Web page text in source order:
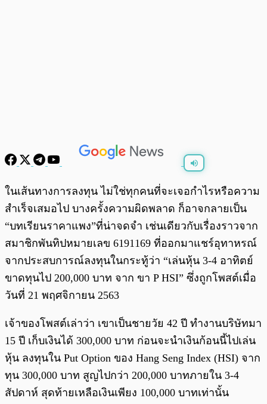
0:00 /0:00
ในเส้นทางการลงทุน ไม่ใช่ทุกคนที่จะเจอกำไรหรือความ
สำเร็จเสมอไป บางครั้งความผิดพลาด ก็อาจกลายเป็น
“บทเรียนราคาแพง”ที่น่าจดจำ เช่นเดียวกับเรื่องราวจาก
สมาชิกพันทิปหมายเลข 6191169 ที่ออกมาแชร์อุทาหรณ์
จากประสบการณ์ลงทุนในกระทู้ว่า “เล่นหุ้น 3-4 อาทิตย์
ขาดทุนไป 200,000 บาท จาก ขา P HSI” ซึ่งถูกโพสต์เมื่อ
วันที่ 21 พฤศจิกายน 2563
เจ้าของโพสต์เล่าว่า เขาเป็นชายวัย 42 ปี ทำงานบริษัทมา
15 ปี เก็บเงินได้ 300,000 บาท ก่อนจะนำเงินก้อนนี้ไปเล่น
หุ้น ลงทุนใน Put Option ของ Hang Seng Index (HSI) จาก
ทุน 300,000 บาท สูญไปกว่า 200,000 บาทภายใน 3-4
สัปดาห์ สุดท้ายเหลือเงินเพียง 100,000 บาทเท่านั้น